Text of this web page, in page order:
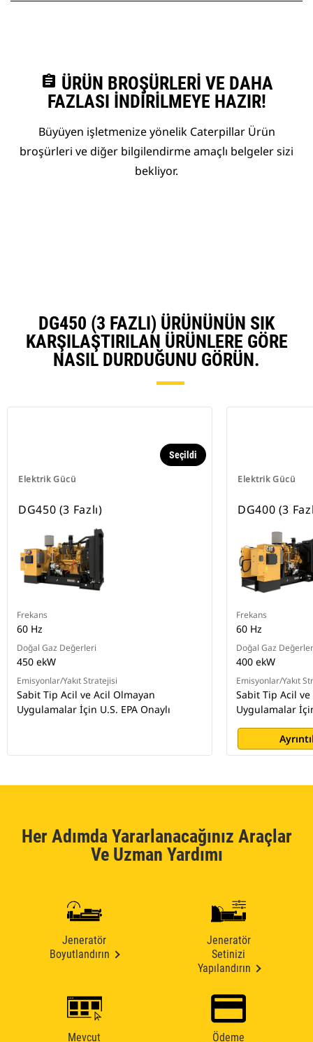
assignment ÜRÜN BROŞÜRLERI VE DAHA
FAZLASI İNDIRILMEYE HAZIR!
Büyüyen işletmenize yönelik Caterpillar Ürün
broşürleri ve diğer bilgilendirme amaçlı belgeler sizi
bekliyor.
DG450 (3 FAZLI) ÜRÜNÜNÜN SIK
KARŞILAŞTIRILAN ÜRÜNLERE GÖRE
NASIL DURDUĞUNU GÖRÜN.
Elektrik Gücü
Seçildi
DG450 (3 Fazlı)
Frekans
60 Hz
Doğal Gaz Değerleri
450 ekW
Emisyonlar/Yakıt Stratejisi
Sabit Tip Acil ve Acil Olmayan
Uygulamalar İçin U.S. EPA Onaylı
Elektrik Gücü
DG400 (3
Frekans
60 Hz
Doğal Gaz
400 ekW
Emisyonlar/Yakıt
Sabit Tip Acil
Uygulamalar
Her Adımda Yararlanacağınız Araçlar
Ve Uzman Yardımı
Jeneratör
Boyutlandırın
Jeneratör
Setinizi
Yapılandırın
Mevcut
Ödeme